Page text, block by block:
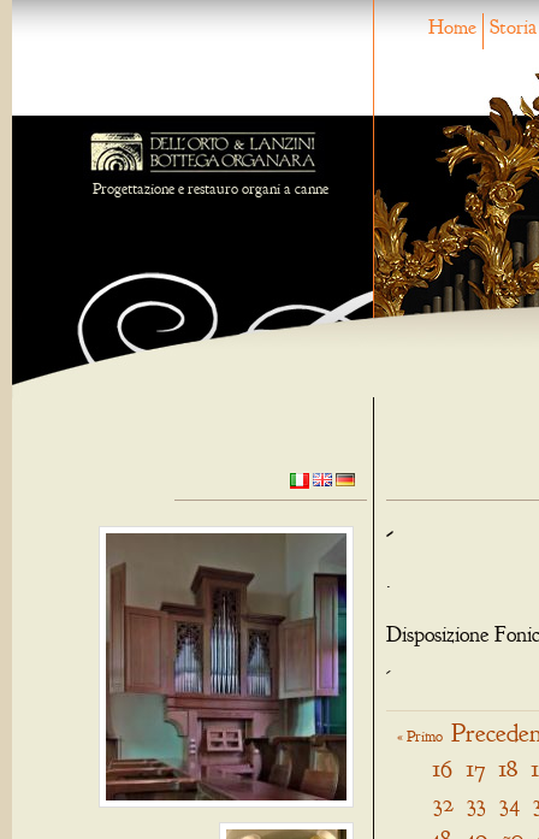
Home Storia
Progettazione e restauro organi a canne
-
.
Disposizione
-
« Primo
16 17 18
32 33 34